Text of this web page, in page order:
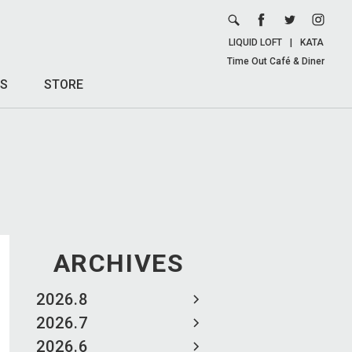
STORE
LIQUID LOFT
KATA
Time Out Café & Diner
ARCHIVES
2026.8
2026.7
2026.6